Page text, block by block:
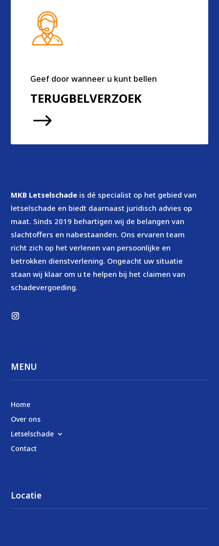
Geef door wanneer u kunt bellen
TERUGBELVERZOEK
$
MKB Letselschade is dé specialist op het gebied van
letselschade en biedt daarnaast juridisch advies op
maat. Sinds 2019 behartigen wij de belangen van
slachtoffers en nabestaanden. Ons ervaren team
richt zich op het verlenen van persoonlijke en
betrokken dienstverlening. Ongeacht uw situatie
staan wij klaar om u te helpen bij het claimen van
schadevergoeding.
MENU
Home
Over ons
Letselschade
Contact
Locatie